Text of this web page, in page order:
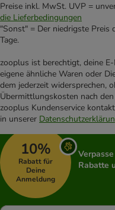
Preise inkl. MwSt. UVP =
die Lieferbedingungen
"Sonst" = Der niedrigste
Tage.
zooplus ist berechtigt, deine
eigene ähnliche Waren oder
dem jederzeit widersprechen,
Übermittlungskosten nach
zooplus Kundenservice
in unserer
10%
Rabatt für
Deine
Anmeldung
Rabatte